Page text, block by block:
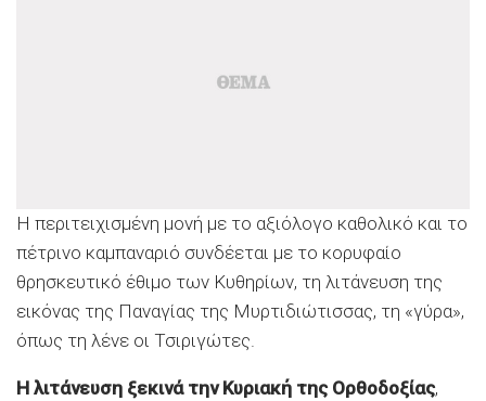
Η περιτειχισμένη μονή με το αξιόλογο καθολικό και το
πέτρινο καμπαναριό συνδέεται με το κορυφαίο
θρησκευτικό έθιμο των Κυθηρίων, τη λιτάνευση της
εικόνας της Παναγίας της Μυρτιδιώτισσας, τη «γύρα»,
όπως τη λένε οι Τσιριγώτες.
Η λιτάνευση ξεκινά την Κυριακή της Ορθοδοξίας,